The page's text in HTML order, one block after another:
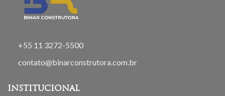
+55 11 3272-5500
contato@binarconstrutora.com.br
INSTITUCIONAL